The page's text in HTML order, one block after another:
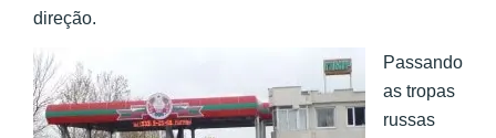
direção.
Passando
as tropas
russas